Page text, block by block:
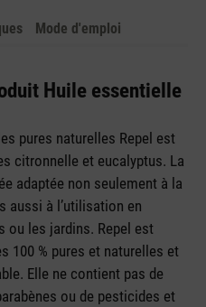
Mode d'emploi
Huile essentielle
pures naturelles Repel est
citronnelle et eucalyptus. La
adaptée non seulement à la
aussi à l’utilisation en
ou les jardins. Repel est
100 % pures et naturelles et
Elle ne contient pas de
ou de pesticides et